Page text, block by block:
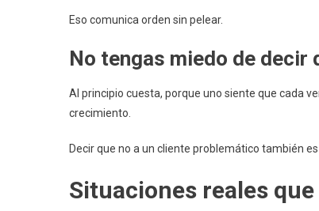
Eso comunica orden sin pelear.
No tengas miedo de decir
Al principio cuesta, porque uno siente que cada
crecimiento.
Decir que no a un cliente problemático también
Situaciones reales